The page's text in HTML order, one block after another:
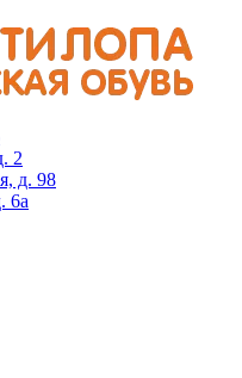
2
д. 98
6а